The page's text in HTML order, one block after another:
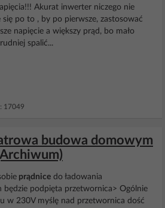
Akurat inwerter niczego nie
po to , by po pierwsze, zastosować
napięcie a większy prąd, bo mało
spalić...
17049
budowa domowym
prądnice do ładowania
podpięta przetwornica> Ogólnie
w 230V myślę nad przetwornica dość